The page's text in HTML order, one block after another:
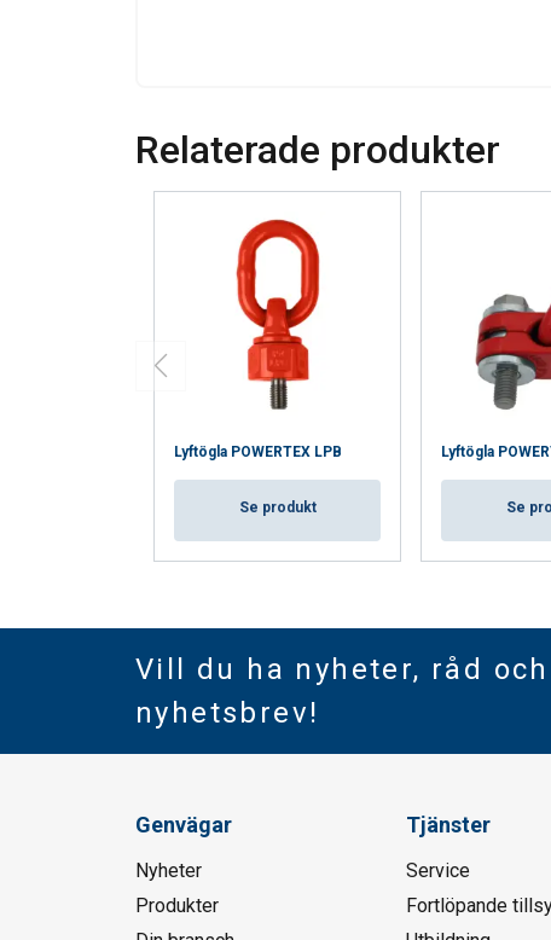
Relaterade produkter
Lyftögla POWERTEX LPB
Se produkt
Lyftögla
Se
Vill du ha nyheter, råd
nyhetsbrev!
Genvägar
Nyheter
Produkter
Tjänster
Service
Fortlöpande